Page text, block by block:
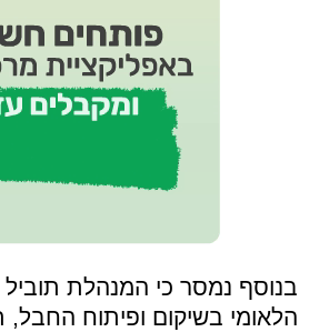
בנוסף נמסר כי המנהלת
הלאומי בשיקום ופיתוח